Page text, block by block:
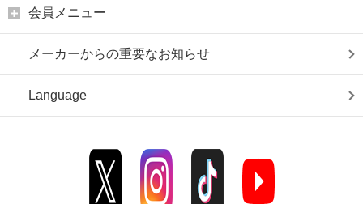
会員メニュー
メーカーからの重要なお知らせ
Language